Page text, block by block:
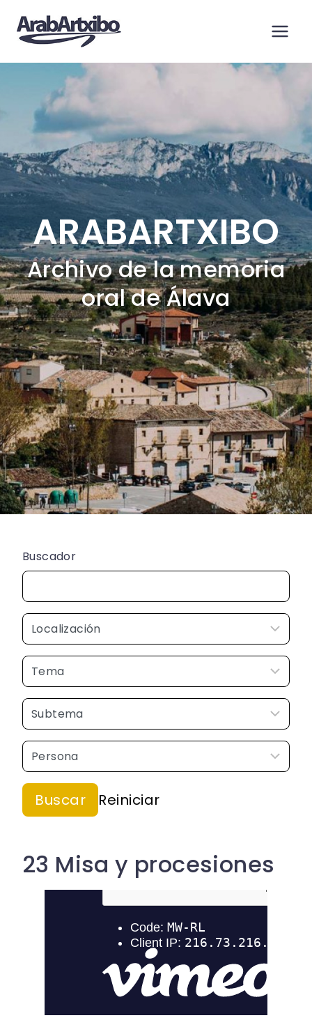
contenido
ARABARTXIBO
Archivo de la memoria
oral de Álava
Buscador
23 Misa y procesiones